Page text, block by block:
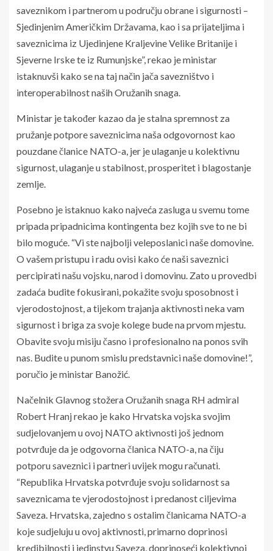
saveznikom i partnerom u području obrane i sigurnosti –
Sjedinjenim Američkim Državama, kao i sa prijateljima i
saveznicima iz Ujedinjene Kraljevine Velike Britanije i
Sjeverne Irske te iz Rumunjske”, rekao je ministar
istaknuvši kako se na taj način jača savezništvo i
interoperabilnost naših Oružanih snaga.
Ministar je također kazao da je stalna spremnost za
pružanje potpore saveznicima naša odgovornost kao
pouzdane članice NATO-a, jer je ulaganje u kolektivnu
sigurnost, ulaganje u stabilnost, prosperitet i blagostanje
zemlje.
Posebno je istaknuo kako najveća zasluga u svemu tome
pripada pripadnicima kontingenta bez kojih sve to ne bi
bilo moguće. “Vi ste najbolji veleposlanici naše domovine.
O vašem pristupu i radu ovisi kako će naši saveznici
percipirati našu vojsku, narod i domovinu. Zato u provedbi
zadaća budite fokusirani, pokažite svoju sposobnost i
vjerodostojnost, a tijekom trajanja aktivnosti neka vam
sigurnost i briga za svoje kolege bude na prvom mjestu.
Obavite svoju misiju časno i profesionalno na ponos svih
nas. Budite u punom smislu predstavnici naše domovine!”,
poručio je ministar Banožić.
Načelnik Glavnog stožera Oružanih snaga RH admiral
Robert Hranj rekao je kako Hrvatska vojska svojim
sudjelovanjem u ovoj NATO aktivnosti još jednom
potvrđuje da je odgovorna članica NATO-a, na čiju
potporu saveznici i partneri uvijek mogu računati.
“Republika Hrvatska potvrđuje svoju solidarnost sa
saveznicama te vjerodostojnost i predanost ciljevima
Saveza. Hrvatska, zajedno s ostalim članicama NATO-a
koje sudjeluju u ovoj aktivnosti, primarno doprinosi
kredibilnosti i jedinstvu Saveza, doprinoseći kolektivnoj